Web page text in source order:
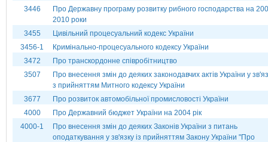
3446
Про Державну програму розвитку рибного господарства на
2010 роки
3455
Цивільний процесуальний кодекс України
3456-1
Кримінально-процесуального кодексу України
3472
Про транскордонне співробітництво
3507
Про внесення змін до деяких законодавчих актів України у
з прийняттям Митного кодексу України
3677
Про розвиток автомобільної промисловості України
4000
Про Державний бюджет України на 2004 рік
4000-1
Про внесення змін до деяких Законів України з питань
оподаткування у зв'язку із прийняттям Закону України "Про